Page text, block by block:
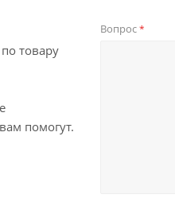
товару
помогут.
Вопрос*